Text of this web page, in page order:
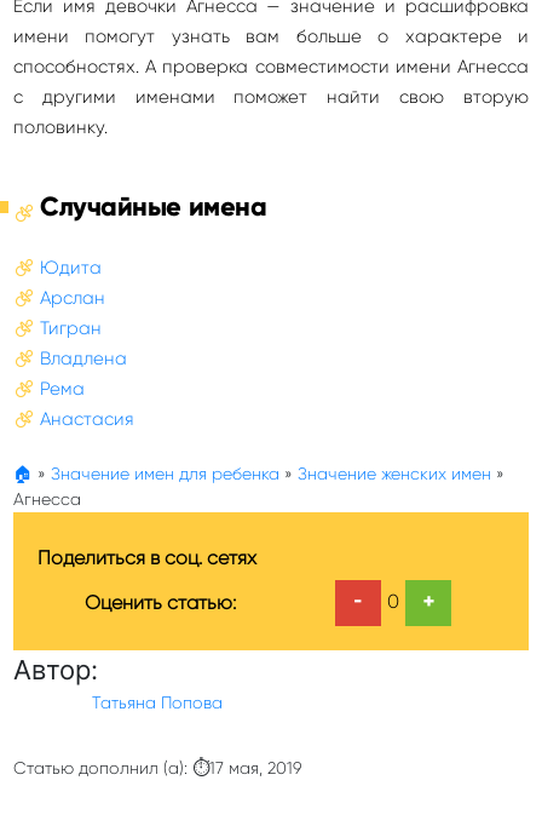
Если имя девочки Агнесса — значение и расшифровка
имени помогут узнать вам больше о характере и
способностях. А проверка совместимости имени Агнесса
с другими именами поможет найти свою вторую
половинку.
Случайные имена
Юдита
Арслан
Тигран
Владлена
Рема
Анастасия
🏠 » Значение имен для ребенка » Значение женских имен »
Агнесса
Поделиться в соц. сетях
Оценить статью:
- 0 +
Автор:
Татьяна Попова
Статью дополнил (а): ⏱17 мая, 2019